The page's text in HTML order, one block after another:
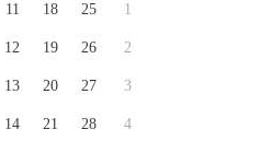
11
12
13
14
18
19
20
21
25
26
27
28
1
2
3
4